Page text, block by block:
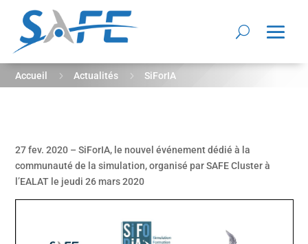
Accueil 5 Actualités 5 SiForIA
27 fev. 2020 – SiForIA, le nouvel événement dédié à la
communauté de la simulation, organisé par SAFE Cluster à
l’EALAT le jeudi 26 mars 2020